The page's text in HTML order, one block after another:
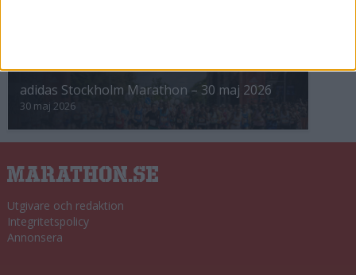
adidas Stockholm Marathon – 30 maj 2026
30 maj 2026
Utgivare och redaktion
Integritetspolicy
Annonsera